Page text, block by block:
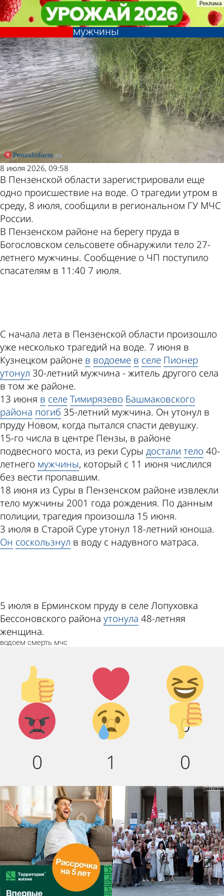
В Пензенском районе на
берегу пруда нашли тело
мужчины
Происшествия
8 июля 2026, 09:58
В Пензенской области зарегистрировали еще
одно происшествие на воде. О трагедии утром в
среду, 8 июля, сообщили в региональном ГУ МЧС
России.
В Пензенском районе на берегу пруда в
Богословском сельсовете обнаружили тело 27-
летнего мужчины. Сообщение о ЧП поступило
спасателям в 11:40 7 июля.
С начала лета в Пензенской области произошло
уже несколько трагедий на воде. 7 июня в
Кузнецком районе в водоеме в селе Пионер
утонул 30-летний мужчина - житель другого села
в том же районе.
13 июня в селеТимирязево Башмаковского
района погиб 35-летний мужчина. Он утонул в
пруду Новом, когда пытался спасти девушку.
15-го числа в центре Пензы, в районе
подвесного моста, из реки Суры достали тело 40-
летнего мужчины, который с 11 июня числился
без вести пропавшим.
18 июня из Суры в Пензенском районе извлекли
тело мужчины 2001 года рождения. По данным
полиции, трагедия произошла 15 июня.
3 июля в Старой Суре утонул 18-летний юноша.
Он соскользнул в воду с надувного матраса.
5 июля в Ерминском пруду в селе Лопуховка
Бессоновского района утонула 48-летняя
женщина.
водоем смерть мчс
Палец
вверх!
0
Лайк!
0
Дикий
смех!
0
Агрессия!
0
Грусть :(
1
Палец
вниз!
0
В Пензенском районе на
берегу пруда нашли тело
мужчины
Происшествия
Другие новости по
теме
Погода и курсы
валют в Пензе